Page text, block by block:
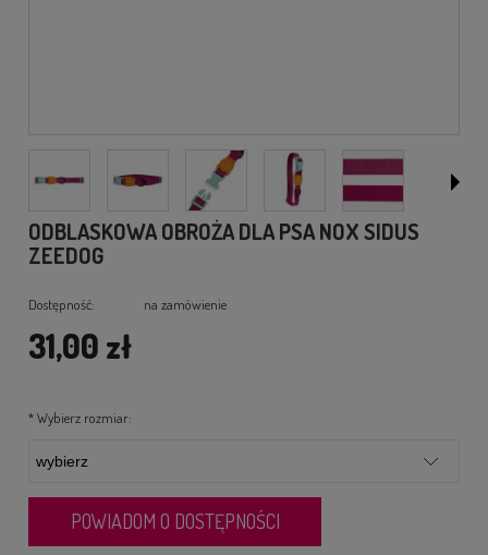
ODBLASKOWA OBROŻA DLA PSA NOX SIDUS
ZEEDOG
Dostępność: na zamówienie
31,00 zł
*Wybierz rozmiar:
POWIADOM O DOSTĘPNOŚCI